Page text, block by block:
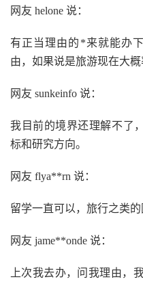
网友 helone 说：
有正当理由的*来就能办
由，如果说是旅游现在大
网友 sunkeinfo 说：
我目前的境界还理解不了
标和研究方向。
网友 flya**rn 说：
留学一直可以，旅行之类
网友 jame**onde 说：
上次我去办，问我理由